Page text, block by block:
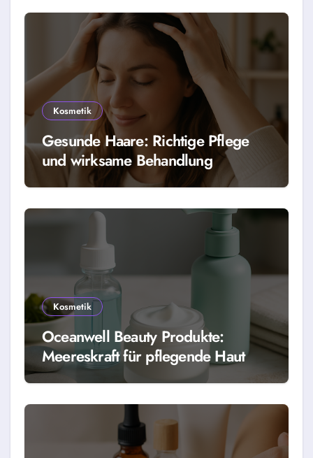
Kosmetik
Gesunde Haare: Richtige Pflege
und wirksame Behandlung
Kosmetik
Oceanwell Beauty Produkte:
Meereskraft für pflegende Haut